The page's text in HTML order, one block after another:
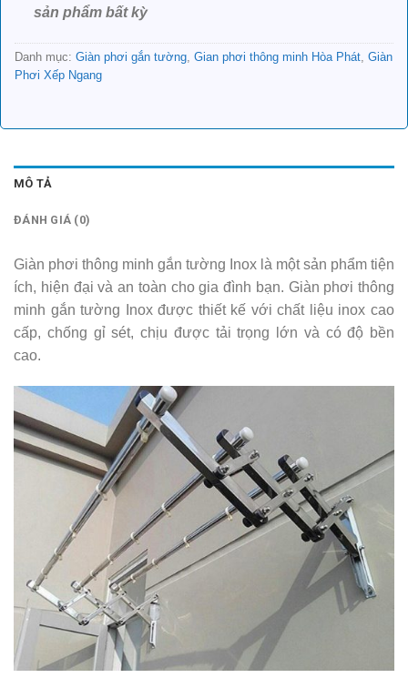
sản phẩm bất kỳ
Danh mục: Giàn phơi gắn tường, Gian phơi thông minh Hòa Phát, Giàn
Phơi Xếp Ngang
MÔ TẢ
ĐÁNH GIÁ (0)
Giàn phơi thông minh gắn tường Inox là một sản phẩm tiện
ích, hiện đại và an toàn cho gia đình bạn. Giàn phơi thông
minh gắn tường Inox được thiết kế với chất liệu inox cao
cấp, chống gỉ sét, chịu được tải trọng lớn và có độ bền
cao.